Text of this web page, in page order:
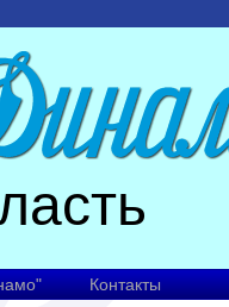
Контакты